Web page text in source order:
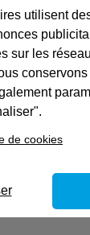
une
Tout supprimer
utilisent
sur les
de cookies